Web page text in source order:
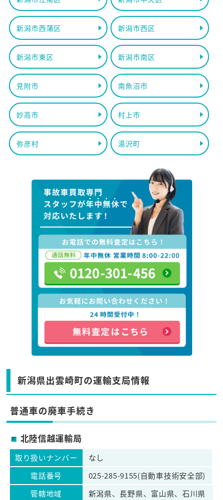
新潟市西蒲区 新潟市西区
新潟市東区 新潟市南区
見附市 南魚沼市
妙高市 村上市
弥彦村 湯沢町
新潟県出雲崎町の運輸支局情報
普通車の廃車手続き
北陸信越運輸局
取り扱いナンバー
なし
電話番号
025-285-9155(自動車技術安全部)
管轄地域
新潟県、長野県、富山県、石川県